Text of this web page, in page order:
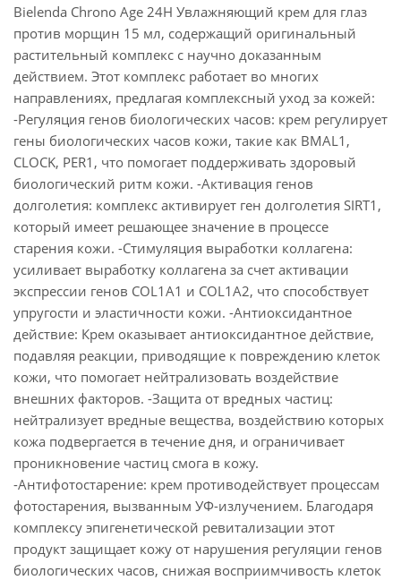
Bielenda Chrono Age 24H Увлажняющий крем для глаз
против морщин 15 мл, содержащий оригинальный
растительный комплекс с научно доказанным
действием. Этот комплекс работает во многих
направлениях, предлагая комплексный уход за кожей:
-Регуляция генов биологических часов: крем регулирует
гены биологических часов кожи, такие как BMAL1,
CLOCK, PER1, что помогает поддерживать здоровый
биологический ритм кожи. -Активация генов
долголетия: комплекс активирует ген долголетия SIRT1,
который имеет решающее значение в процессе
старения кожи. -Стимуляция выработки коллагена:
усиливает выработку коллагена за счет активации
экспрессии генов COL1A1 и COL1A2, что способствует
упругости и эластичности кожи. -Антиоксидантное
действие: Крем оказывает антиоксидантное действие,
подавляя реакции, приводящие к повреждению клеток
кожи, что помогает нейтрализовать воздействие
внешних факторов. -Защита от вредных частиц:
нейтрализует вредные вещества, воздействию которых
кожа подвергается в течение дня, и ограничивает
проникновение частиц смога в кожу.
-Антифотостарение: крем противодействует процессам
фотостарения, вызванным УФ-излучением. Благодаря
комплексу эпигенетической ревитализации этот
продукт защищает кожу от нарушения регуляции генов
биологических часов, снижая восприимчивость клеток